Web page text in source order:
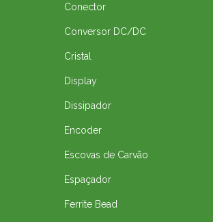
Conector
Conversor DC/DC
Cristal
Display
Dissipador
Encoder
Escovas de Carvão
Espaçador
Ferrite Bead